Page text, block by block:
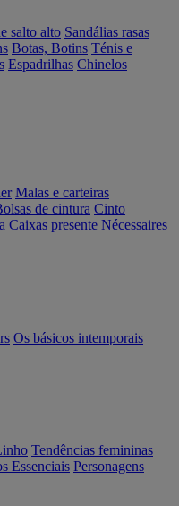
salto alto Sandálias rasas
Botas, Botins Ténis e
Espadrilhas Chinelos
Malas e carteiras
de cintura Cinto
Caixas presente Nécessaires
Os básicos intemporais
Tendências femininas
Essenciais Personagens